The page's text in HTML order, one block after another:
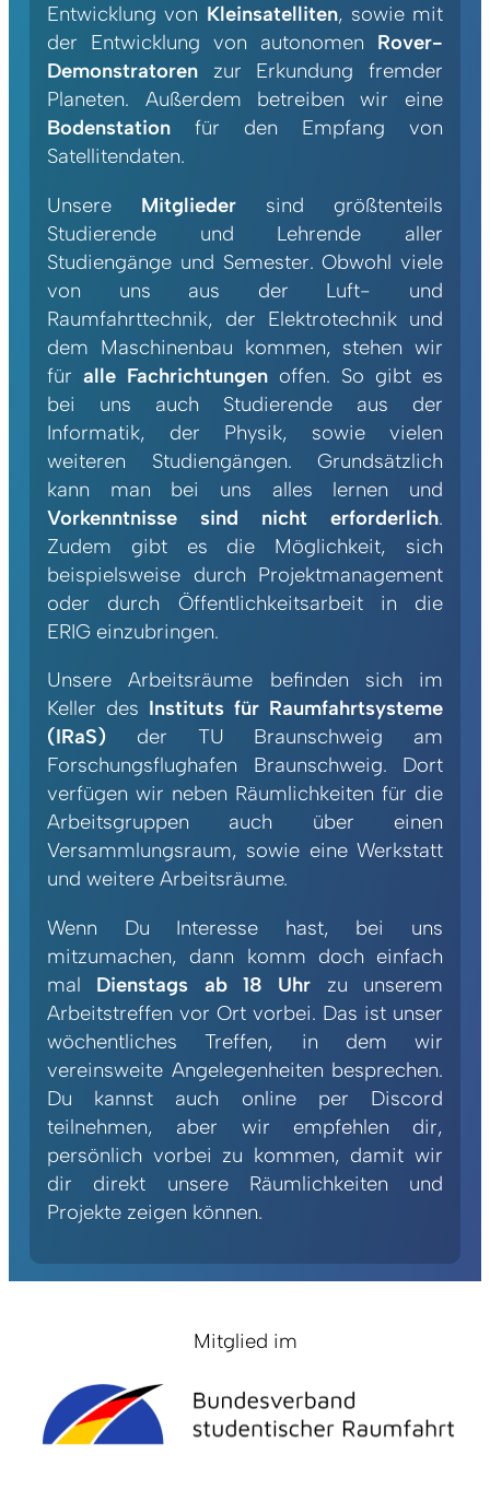
Entwicklung von Kleinsatelliten, sowie mit
der Entwicklung von autonomen Rover-
Demonstratoren zur Erkundung fremder
Planeten. Außerdem betreiben wir eine
Bodenstation für den Empfang von
Satellitendaten.
Unsere Mitglieder sind größtenteils
Studierende und Lehrende aller
Studiengänge und Semester. Obwohl viele
von uns aus der Luft- und
Raumfahrttechnik, der Elektrotechnik und
dem Maschinenbau kommen, stehen wir
füralle Fachrichtungen offen. So gibt es
bei uns auch Studierende aus der
Informatik, der Physik, sowie vielen
weiteren Studiengängen. Grundsätzlich
kann man bei uns alles lernen und
Vorkenntnisse sind nicht erforderlich.
Zudem gibt es die Möglichkeit, sich
beispielsweise durch Projektmanagement
oder durch Öffentlichkeitsarbeit in die
ERIG einzubringen.
Unsere Arbeitsräume befinden sich im
Keller des Instituts für Raumfahrtsysteme
(IRaS) der TU Braunschweig am
Forschungsflughafen Braunschweig. Dort
verfügen wir neben Räumlichkeiten für die
Arbeitsgruppen auch über einen
Versammlungsraum, sowie eine Werkstatt
und weitere Arbeitsräume.
Wenn Du Interesse hast, bei uns
mitzumachen, dann komm doch einfach
mal Dienstags ab 18 Uhr zu unserem
Arbeitstreffen vor Ort vorbei. Das ist unser
wöchentliches Treffen, in dem wir
vereinsweite Angelegenheiten besprechen.
Du kannst auch online per Discord
teilnehmen, aber wir empfehlen dir,
persönlich vorbei zu kommen, damit wir
dir direkt unsere Räumlichkeiten und
Projekte zeigen können.
Mitglied im